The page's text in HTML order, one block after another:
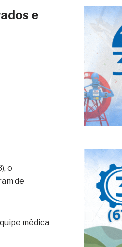
e
o
de
médica